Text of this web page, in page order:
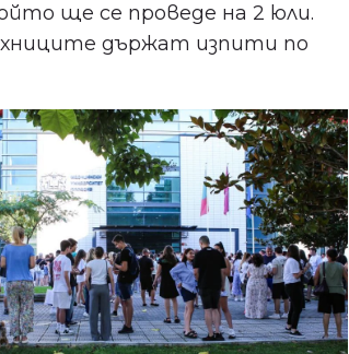
ще се проведе на 2 юли.
държат изпити по